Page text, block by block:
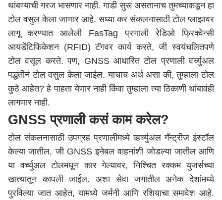
थांबण्याची गरज भासणार नाही. गाडी सुरू असतानाच तुमच्याकडून हा
टोल वसुल केला जाणार आहे. सध्या कर संकलनासाठी टोल प्लाझावर
लागू करण्यात आलेली FasTag प्रणाली रेडिओ फ्रिक्वेन्सी
आयडेंटिफिकेशन (RFID) टॅगवर कार्य करते, जी स्वयंचलितपणे
टोल वसूल करते. पण, GNSS आधारित टोल प्रणाली वर्च्युअल
पद्धतीनं टोल वसुल केला जाईल. याचाच अर्थ असा की, तुम्हाला टोल
कुठे आहेत? हे पाहता येणार नाही किंवा तुम्हाला त्या ठिकाणी थांबावंही
लागणार नाही.
GNSS प्रणाली कसं काम करेल?
टोल संकलनासाठी उपग्रह प्रणालीमध्ये व्हर्च्युअल गॅन्ट्रीज इंस्टॉल
केल्या जातील, जी GNSS इनेबल वाहनांशी जोडल्या जातील आणि
या वर्च्युअल टोलमधून कार गेल्यावर, निश्चित रक्कम युजर्सच्या
खात्यातून कापली जाईल. अशा सेवा जगातील अनेक देशांमध्ये
पुरविल्या जात आहेत, यामध्ये जर्मनी आणि रशियाचा समावेश आहे.